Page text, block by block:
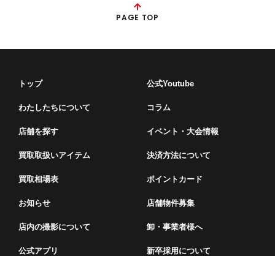
PAGE TOP
トップ
わたしたちについて
店舗を探す
買取取扱いアイテム
買取相場表
お知らせ
店内の撮影について
公式アプリ
公式Youtube
コラム
イベント・⼤会情報
決済方法について
ポイントカード
店舗物件募集
卸・事業者様へ
新卒採用について